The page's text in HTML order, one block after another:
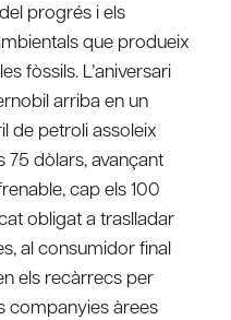
progrés i els
que produeix
fòssils. L’aniversari
arriba en un
de petroli assoleix
dòlars, avançant
cap els 100
obligat a traslladar
al consumidor final
els recàrrecs per
companyies àrees